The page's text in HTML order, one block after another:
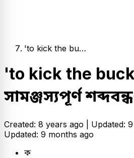
'to kick the bu…
'to kick the
সামঞ্জস্যপূর্ণ
Created: 8 years ago | Updated:
Updated: 9 months ago
ক